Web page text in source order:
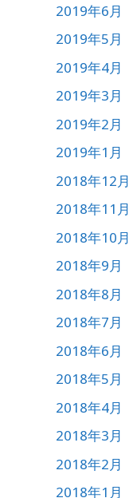
2019年6月
2019年5月
2019年4月
2019年3月
2019年2月
2019年1月
2018年12月
2018年11月
2018年10月
2018年9月
2018年8月
2018年7月
2018年6月
2018年5月
2018年4月
2018年3月
2018年2月
2018年1月